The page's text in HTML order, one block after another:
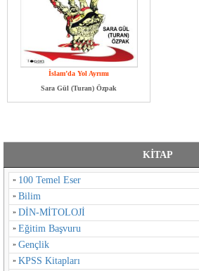
İslam’da Yol Ayrımı
Sara Gül (Turan) Özpak
KİTAP
100 Temel Eser
Bilim
DİN-MİTOLOJİ
Eğitim Başvuru
Gençlik
KPSS Kitapları